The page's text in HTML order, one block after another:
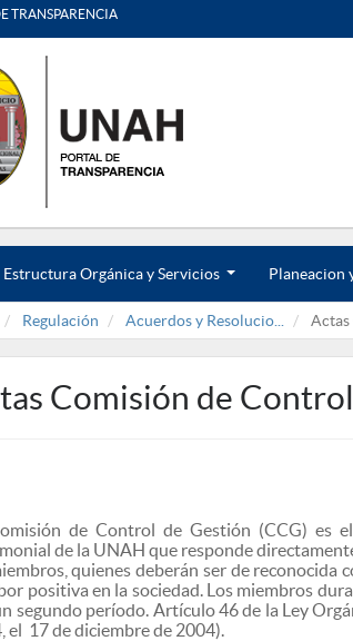
TRANSPARENCIA
Estructura Orgánica y Servicios
.
.
Planeacion
Regulación Acuerdos y Resolucio... Actas
Comisión de
de Control de Gestión (CCG) es
de la UNAH que responde
quienes deberán ser de
positiva en la sociedad. Los miembros
segundo período. Artículo 46 de la Ley
el 17 de diciembre de 2004).